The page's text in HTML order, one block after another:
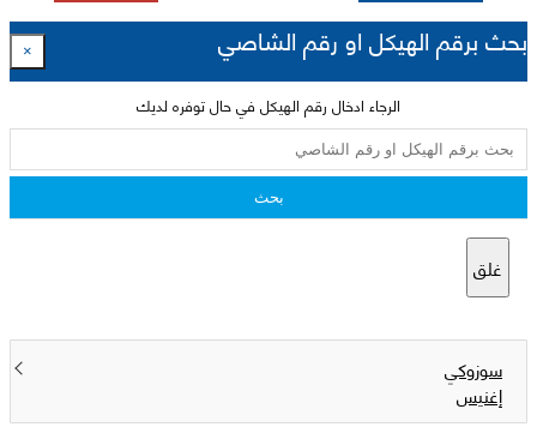
بحث برقم الهيكل او رقم الشاصي ×
الرجاء ادخال رقم الهيكل في حال توفره لديك
بحث
غلق
سوزوكي
إغنيس